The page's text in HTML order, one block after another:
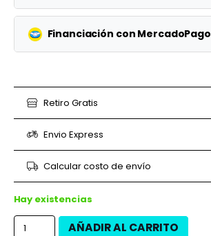
Planes Cuota
3 cuotas $137.267
6 cuotas $68.633
12 cuotas
Financiación con MercadoPago
3 cuotas
6 cuotas
9 cuotas
Retiro Gratis
Envio Express
Calcular costo de envío
Hay existencias
AÑADIR AL CARRITO